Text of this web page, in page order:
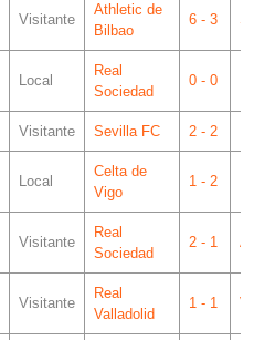
Visitante
Athletic de
Bilbao
6 - 3
Local
Real
Sociedad
0 - 0
Visitante Sevilla FC 2 - 2
Local
Celta de
Vigo
1 - 2
Visitante
Real
Sociedad
2 - 1
Visitante
Real
Valladolid
1 - 1